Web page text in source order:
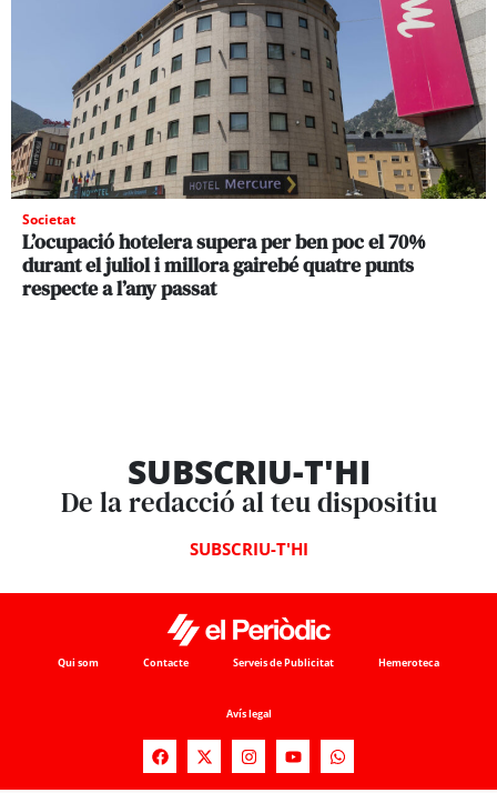
Societat
L’ocupació hotelera supera per ben poc el 70%
durant el juliol i millora gairebé quatre punts
respecte a l’any passat
SUBSCRIU-T'HI
De la redacció al teu dispositiu
SUBSCRIU-T'HI
Qui som Contacte Serveis de Publicitat Hemeroteca
Avís legal